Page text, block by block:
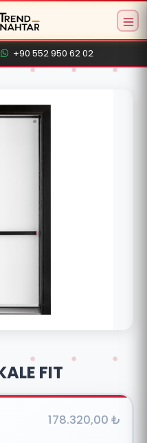
+90 552 950 62 02
adı veya model
FIT
178.320,00 ₺